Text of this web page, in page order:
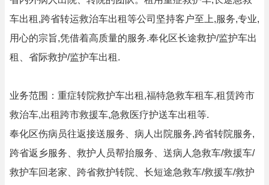
车出租,跨省转运救治车出租等公司坚持客户至上,服务,专业,
用心的宗旨,凭借着高质量的服务.奉化区长途救护/监护车出
租、省际救护/监护车出租.
业务范围：重症转院救护车出租,福特急救车租车,租赁跨市
救治车,出租跨市救援车,急救医疗护送车出租等.
奉化区伤病员往返接送服务、病人出院服务,跨省转院服务,
跨省返乡服务、救护人员帮抬服务、送病人急救车/救援车/
救护车回老家、跨省救护转院、长短途急救车/救援车/救护